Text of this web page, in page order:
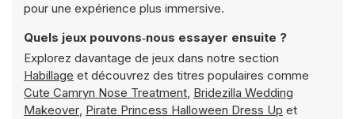
pour une expérience plus immersive.
Quels jeux pouvons‑nous essayer ensuite ?
Explorez davantage de jeux dans notre section
Habillage et découvrez des titres populaires comme
Cute Camryn Nose Treatment, Bridezilla Wedding
Makeover, Pirate Princess Halloween Dress Up et